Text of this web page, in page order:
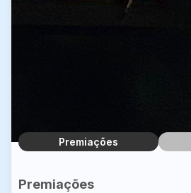
Premiações
Premiações